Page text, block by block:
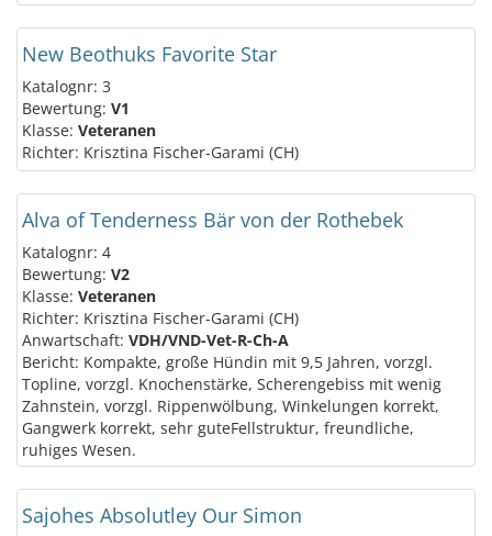
New Beothuks Favorite Star
Katalognr: 3
Bewertung: V1
Klasse: Veteranen
Richter: Krisztina Fischer-Garami (CH)
Alva of Tenderness Bär von der Rothebek
Katalognr: 4
Bewertung: V2
Klasse: Veteranen
Richter: Krisztina Fischer-Garami (CH)
Anwartschaft: VDH/VND-Vet-R-Ch-A
Bericht: Kompakte, große Hündin mit 9,5 Jahren, vorzgl.
Topline, vorzgl. Knochenstärke, Scherengebiss mit wenig
Zahnstein, vorzgl. Rippenwölbung, Winkelungen korrekt,
Gangwerk korrekt, sehr guteFellstruktur, freundliche,
ruhiges Wesen.
Sajohes Absolutley Our Simon